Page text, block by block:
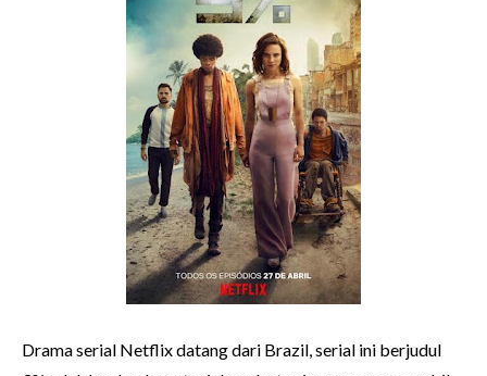
Drama serial Netflix datang dari Brazil, serial ini berjudul